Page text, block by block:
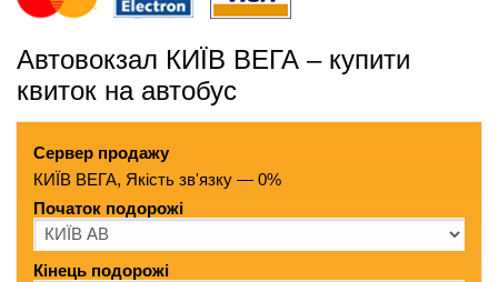
Автовокзал КИЇВ ВЕГА – купити
квиток на автобус
Сервер продажу
КИЇВ ВЕГА, Якість зв'язку — 0%
Початок подорожі
Кінець подорожі